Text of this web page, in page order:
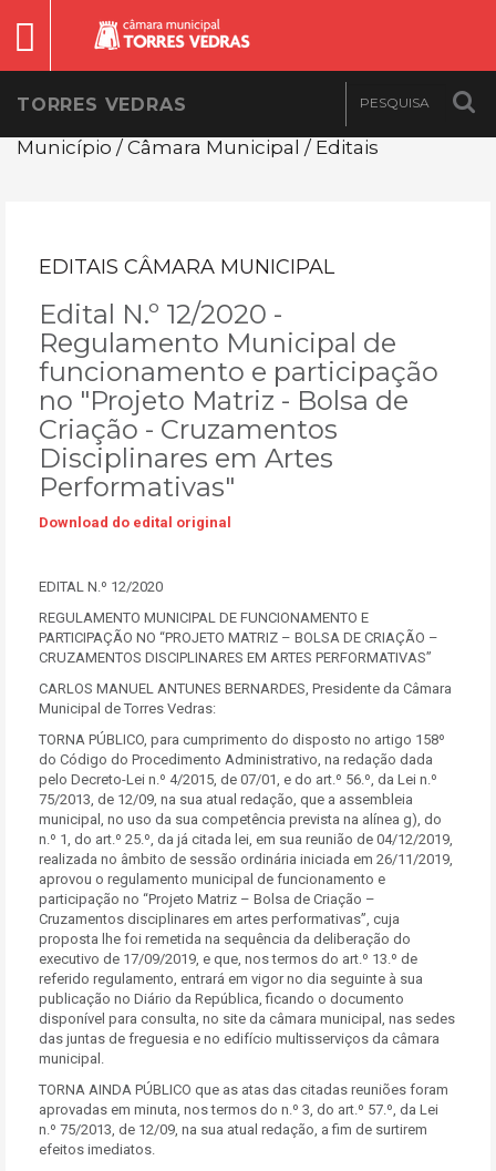
TORRES VEDRAS
Município / Câmara Municipal / Editais
EDITAIS CÂMARA MUNICIPAL
Edital N.º 12/2020 -
Regulamento Municipal de
funcionamento e participação
no "Projeto Matriz - Bolsa de
Criação - Cruzamentos
Disciplinares em Artes
Performativas"
Download do edital original
EDITAL N.º 12/2020
REGULAMENTO MUNICIPAL DE FUNCIONAMENTO E
PARTICIPAÇÃO NO “PROJETO MATRIZ – BOLSA DE CRIAÇÃO –
CRUZAMENTOS DISCIPLINARES EM ARTES PERFORMATIVAS”
CARLOS MANUEL ANTUNES BERNARDES, Presidente da Câmara
Municipal de Torres Vedras:
TORNA PÚBLICO, para cumprimento do disposto no artigo 158º
do Código do Procedimento Administrativo, na redação dada
pelo Decreto-Lei n.º 4/2015, de 07/01, e do art.º 56.º, da Lei n.º
75/2013, de 12/09, na sua atual redação, que a assembleia
municipal, no uso da sua competência prevista na alínea g), do
n.º 1, do art.º 25.º, da já citada lei, em sua reunião de 04/12/2019,
realizada no âmbito de sessão ordinária iniciada em 26/11/2019,
aprovou o regulamento municipal de funcionamento e
participação no “Projeto Matriz – Bolsa de Criação –
Cruzamentos disciplinares em artes performativas”, cuja
proposta lhe foi remetida na sequência da deliberação do
executivo de 17/09/2019, e que, nos termos do art.º 13.º de
referido regulamento, entrará em vigor no dia seguinte à sua
publicação no Diário da República, ficando o documento
disponível para consulta, no site da câmara municipal, nas sedes
das juntas de freguesia e no edifício multisserviços da câmara
municipal.
TORNA AINDA PÚBLICO que as atas das citadas reuniões foram
aprovadas em minuta, nos termos do n.º 3, do art.º 57.º, da Lei
n.º 75/2013, de 12/09, na sua atual redação, a fim de surtirem
efeitos imediatos.